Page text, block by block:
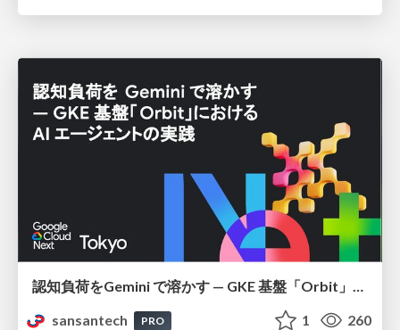
認知負荷をGemini で溶かす — GKE 基盤「Orbit」における AI エージェントの実践
sansantech
PRO 1 260